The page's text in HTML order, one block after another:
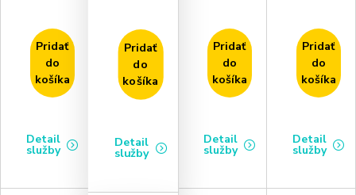
Pridať
do
košíka
Detail
služby
Pridať
do
košíka
Detail
služby
Pridať
do
košíka
Detail
služby
Pridať
do
košíka
Detail
služby